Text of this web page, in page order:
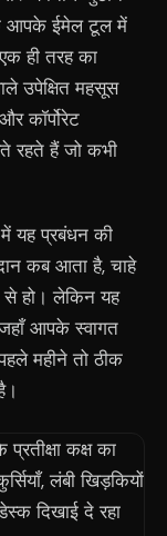
आपके ईमेल टूल में
ही तरह का
उपेक्षित महसूस
कॉर्पोरेट
रहते हैं जो कभी
यह प्रबंधन की
कब आता है, चाहे
से हो। लेकिन यह
आपके स्वागत
महीने तो ठीक